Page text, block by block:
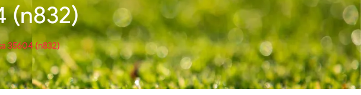
(n832)
35604 (n832)